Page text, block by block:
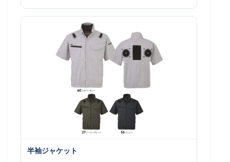
半袖ジャケット